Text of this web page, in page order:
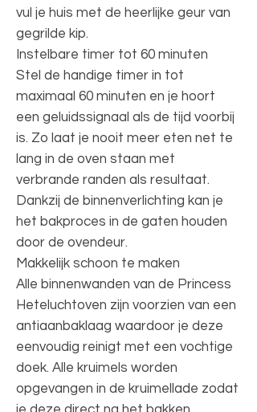
vul je huis met de heerlijke geur van
gegrilde kip.
Instelbare timer tot 60 minuten
Stel de handige timer in tot
maximaal 60 minuten en je hoort
een geluidssignaal als de tijd voorbij
is. Zo laat je nooit meer eten net te
lang in de oven staan met
verbrande randen als resultaat.
Dankzij de binnenverlichting kan je
het bakproces in de gaten houden
door de ovendeur.
Makkelijk schoon te maken
Alle binnenwanden van de Princess
Heteluchtoven zijn voorzien van een
antiaanbaklaag waardoor je deze
eenvoudig reinigt met een vochtige
doek. Alle kruimels worden
opgevangen in de kruimellade zodat